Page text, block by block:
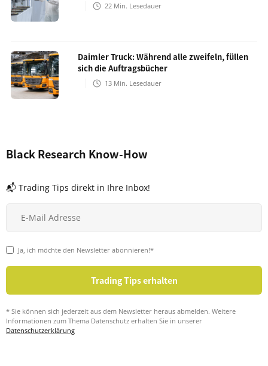
22 Min. Lesedauer
Daimler Truck: Während alle zweifeln, füllen
sich die Auftragsbücher
13 Min. Lesedauer
Black Research Know-How
📬 Trading Tips direkt in Ihre Inbox!
Ja, ich möchte den Newsletter abonnieren!*
* Sie können sich jederzeit aus dem Newsletter heraus abmelden. Weitere
Informationen zum Thema Datenschutz erhalten Sie in unserer
Datenschutzerklärung